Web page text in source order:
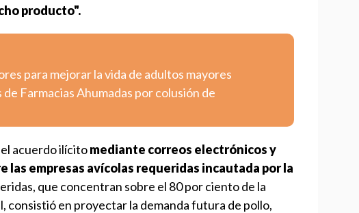
producto".
para mejorar la vida de adultos mayores
Farmacias Ahumadas por colusión de
acuerdo ilícitomediante correos electrónicos y
empresas avícolas requeridas incautada por la
que concentran sobre el 80 por ciento de la
consistió en proyectar la demanda futura de pollo,